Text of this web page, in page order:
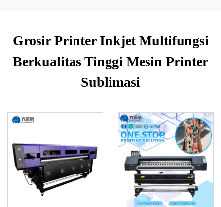
Grosir Printer Inkjet Multifungsi
Berkualitas Tinggi Mesin Printer
Sublimasi